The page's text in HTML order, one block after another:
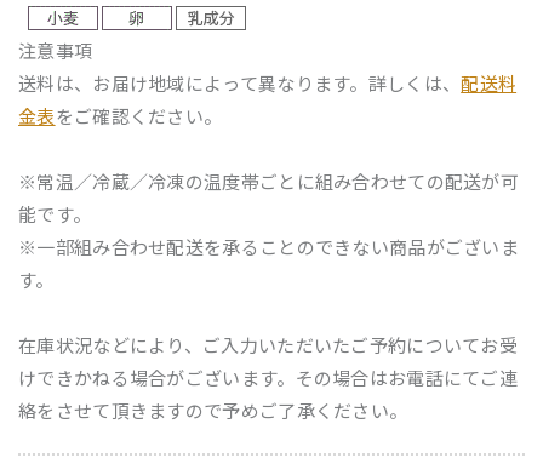
注意事項
送料は、お届け地域によって異なります。詳しくは、配送料
金表をご確認ください。
※常温／冷蔵／冷凍の温度帯ごとに組み合わせての配送が可
能です。
※一部組み合わせ配送を承ることのできない商品がございま
す。
在庫状況などにより、ご入力いただいたご予約についてお受
けできかねる場合がございます。その場合はお電話にてご連
絡をさせて頂きますので予めご了承ください。